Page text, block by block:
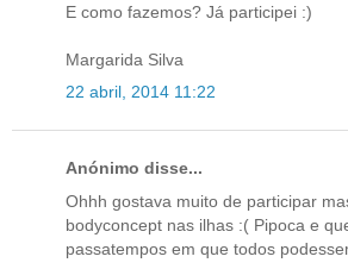
E como fazemos? Já participei :)
Margarida Silva
22 abril, 2014 11:22
Anónimo disse...
Ohhh gostava muito de participar
bodyconcept nas ilhas :( Pipoca e
passatempos em que todos